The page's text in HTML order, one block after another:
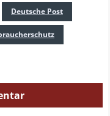
Deutsche Post